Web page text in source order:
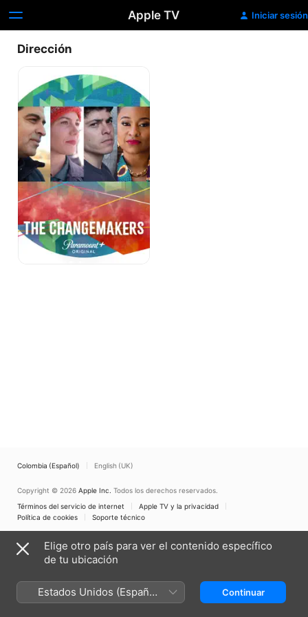
Apple TV Iniciar sesión
Dirección
Cambio
Colombia (Español) English (UK)
Copyright © 2026 Apple Inc. Todos los derechos reservados.
Términos del servicio de internet
Apple TV y la privacidad
Política de cookies
Soporte técnico
Elige otro país para ver el contenido específico
de tu ubicación
Estados Unidos (Español
México)
Continuar